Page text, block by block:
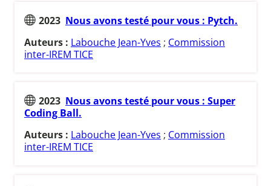
2023 Nous avons testé pour vous : Pytch.
Auteurs : Labouche Jean-Yves ; Commission
inter-IREM TICE
2023 Nous avons testé pour vous : Super
Coding Ball.
Auteurs : Labouche Jean-Yves ; Commission
inter-IREM TICE